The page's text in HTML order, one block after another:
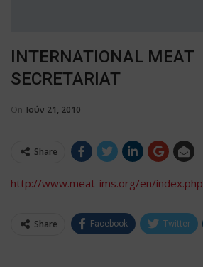
INTERNATIONAL MEAT
SECRETARIAT
On Ιούν 21, 2010
Share
http://www.meat-ims.org/en/index.php
Share Facebook Twitter